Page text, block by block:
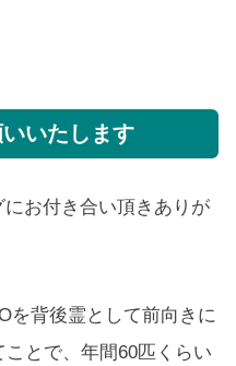
いたします
お付き合い頂きありが
を背後霊として前向きに
とで、年間60匹くらい